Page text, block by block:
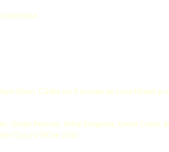
Eikon. Cărţile vor fi jurizate de juriul Filialei şi
Ovidiu Pecican, Mihai Dragolea, Doina Cetea,
Cluj a USR pe 2011: